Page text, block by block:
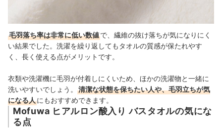
毛羽落ち率は非常に低い数値で、繊維の抜け落ちが気になりにく
い結果でした。洗濯を繰り返してもタオルの質感が保たれやす
く、長く使える点がメリットです。
衣類や洗濯機に毛羽が付着しにくいため、ほかの洗濯物と一緒に
洗いやすいでしょう。
清潔な状態を保ちたい人や、毛羽立ちが気
になる人にもおすすめできます。
Mofuwa ヒアルロン酸入り バスタオルの気にな
る点